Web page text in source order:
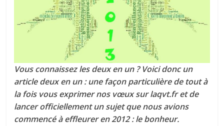
Vous connaissez les deux en un ? Voici donc un
article deux en un : une façon particulière de tout à
la fois vous exprimer nos vœux sur laqvt.fr et de
lancer officiellement un sujet que nous avions
commencé à effleurer en 2012 : le bonheur.